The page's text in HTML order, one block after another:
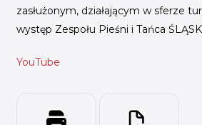
zasłużonym, działającym w sferze
występ Zespołu Pieśni i Tańca
YouTube